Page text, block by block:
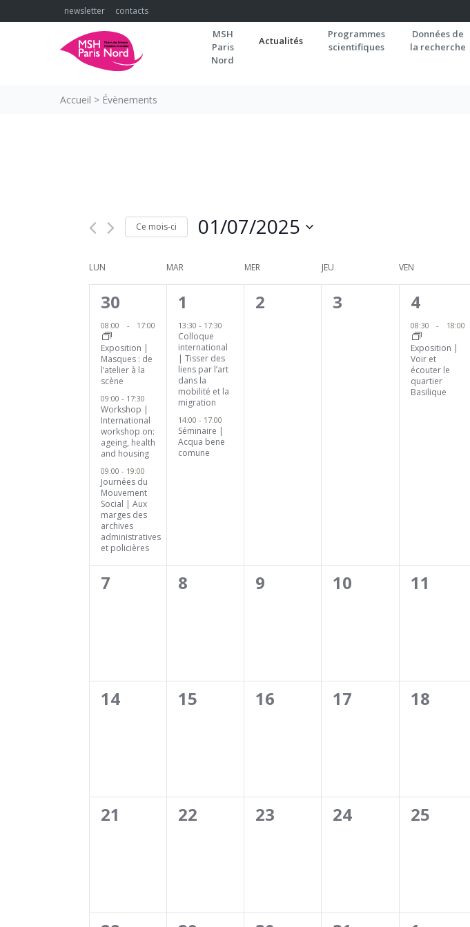
to
newsletter contacts
MSH
Paris
Nord
Actualités
Programmes
scientifiques
Données de
la recherche
Accueil > Évènements
Ce mois-ci 01/07/2025
date.
CALENDRIER
DE
ÉVÈNEMENTS
LUN MAR MER JEU VEN
3
évènements,
30
08:00 - 17:00
Exposition |
Masques : de
l’atelier à la
scène
09:00 - 17:30
Workshop |
International
workshop on:
ageing, health
and housing
09:00 - 19:00
Journées du
Mouvement
Social | Aux
marges des
archives
administratives
et policières
2
évènements,
1
13:30- 17:30
Colloque
international
| Tisser des
liens par l’art
dans la
mobilité et la
migration
14:00- 17:00
Séminaire |
Acqua bene
comune
0
2
0
évènement,
3
1
4
08:30- 18:00
Exposition |
Voir et
écouter le
quartier
Basilique
0
7
0
8
0
9
0
10
0
11
0
14
0
15
0
16
0
17
0
18
0
21
0
22
0
23
0
24
0
25